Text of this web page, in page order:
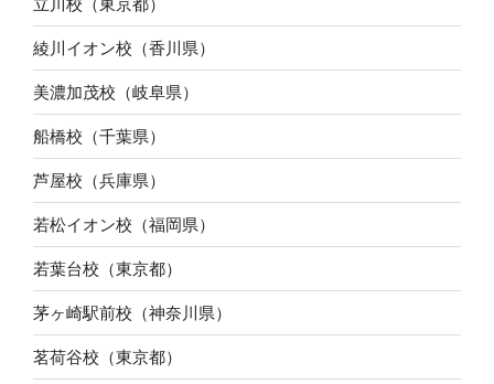
綾川イオン校（香川県）
美濃加茂校（岐阜県）
船橋校（千葉県）
芦屋校（兵庫県）
若松イオン校（福岡県）
若葉台校（東京都）
茅ヶ崎駅前校（神奈川県）
茗荷谷校（東京都）